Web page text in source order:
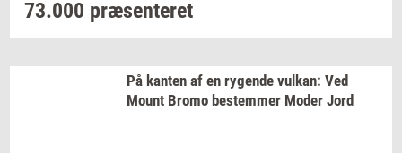
73.000 præ­sen­te­ret
På kan­ten af en ry­gen­de vulkan: Ved
Mount Bromo be­stem­mer Moder Jord